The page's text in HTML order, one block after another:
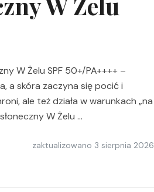
W Żelu SPF 50+/PA++++ –
a skóra zaczyna się pocić i
ale też działa w warunkach „na
W Żelu …
zaktualizowano 3 sierpnia 2026